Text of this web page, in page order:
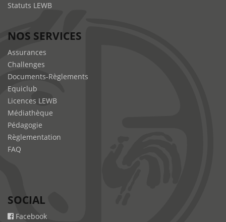
Statuts LEWB
NOS SERVICES
Assurances
Challenges
Documents-Règlements
Equiclub
Licences LEWB
Médiathèque
Pédagogie
Règlementation
FAQ
SOCIAL
Facebook